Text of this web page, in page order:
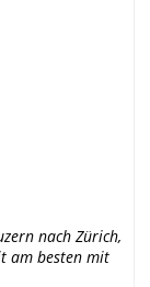
nach Zürich,
am besten mit